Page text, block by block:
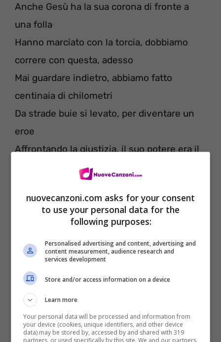
Anche Gesù ha la sua corona di fronte a
una folla
Hanno marciato con la torcia, dobbiamo
correre con questa, adesso
Mai guardare indietro, abbiamo fatto
centinaia di chilometri
Da strade buie si levato, per diventare un
eroe
Affrontando la giustizia, il suo potere era il
Ho visto il volto di Jim Crow sotto un’aquila
tranquillo
Noi cantiamo, la nostra musica sono i tagli
dai quali sanguiniamo
Da qualche parte nel sogno abbiamo avuto
un’epifania
nuovecanzoni.com asks for your consent
to use your personal data for the
following purposes:
Personalised advertising and content, advertising and
content measurement, audience research and
services development
Store and/or access information on a device
Learn more
Your personal data will be processed and information from
your device (cookies, unique identifiers, and other device
data) may be stored by, accessed by and shared with 319
partners, or used specifically by this site. We and our partners